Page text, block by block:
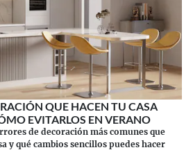
QUE HACEN TU CASA
EVITARLOS EN VERANO
de decoración más comunes que
y qué cambios sencillos puedes hacer